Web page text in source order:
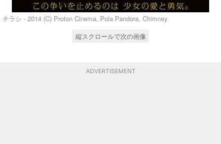
チラシ - 2014 (C) Proton Cinema, Pola Pandora, Chimney
縦スクロールで次の画像
ADVERTISEMENT